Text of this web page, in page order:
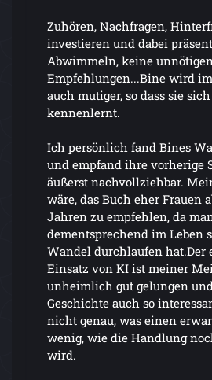
Zuhören, Nachfragen,
investieren und dabei
Abwimmeln, keine unnötigen
Empfehlungen...Bine wird
auch mutiger, so dass sie
kennenlernt.
Ich persönlich fand Bines
und empfand ihre vorherige
äußerst nachvollziehbar.
wäre, das Buch eher Frauen
Jahren zu empfehlen, da
dementsprechend im Leben
Wandel durchlaufen hat.Der
Einsatz von KI ist meiner
unheimlich gut gelungen
Geschichte auch so
nicht genau, was einen
wenig, wie die Handlung
wird.